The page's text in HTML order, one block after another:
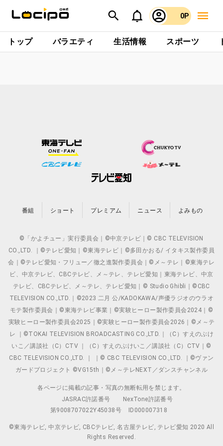
0P
トップ バラエティ 生活情報 スポーツ
番組 ショート プレミアム ニュース よみもの
©「かよチュー」実行委員会｜©中京テレビ｜© CBC TELEVISION
CO.,LTD. ｜©テレビ愛知｜©東海テレビ｜©多田かおる/ イタキス製作委員
会｜©テレビ愛知・フリュー／徹之進製作委員会｜©メ～テレ｜©東海テレ
ビ、中京テレビ、CBCテレビ、メ～テレ、テレビ愛知｜東海テレビ、中京
テレビ、CBCテレビ、メ～テレ、テレビ愛知｜© Studio Ghibli｜©CBC
TELEVISION CO.,LTD.｜©2023 二月 公/KADOKAWA/声優ラジオのウラオ
モテ製作委員会｜©東海テレビ事業｜©実験ヒーロー製作委員会2024｜©
実験ヒーロー製作委員会2025｜©実験ヒーロー製作委員会2026｜©メ～テ
レ ｜©TOKAI TELEVISION BROADCASTING CO.,LTD.｜（C）すえのぶけ
いこ／講談社（C）CTV ｜（C）すえのぶけいこ／講談社（C）CTV｜©
CBC TELEVISION CO.,LTD. ｜ ｜© CBC TELEVISION CO.,LTD. ｜©ヴァン
ガードプロジェクト ©VG15th｜©メ～テレNEXT／ダンスチャンネル
各ページに掲載の記事・写真の無断転用を禁じます。
JASRAC許諾番号
NexTone許諾番号
第9008707022Y45038号
ID000007318
©東海テレビ, 中京テレビ, CBCテレビ, 名古屋テレビ, テレビ愛知 2020 All
Rights Reserved.